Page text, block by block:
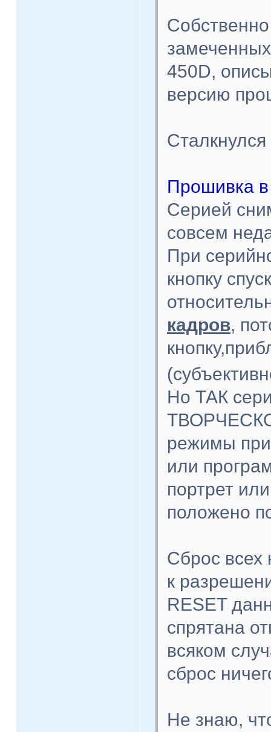
450D,
версию
Прошивка
Серией
совсем
При
кнопку
кадров,
Но ТАК
режимы
или
портрет
положено
Сброс всех
к
RESET
спрятана
всяком
сброс
Не знаю,